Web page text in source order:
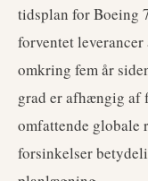
tidsplan for Boeing
forventet
omkring fem år
grad er afhængig af
omfattende globale
forsinkelser